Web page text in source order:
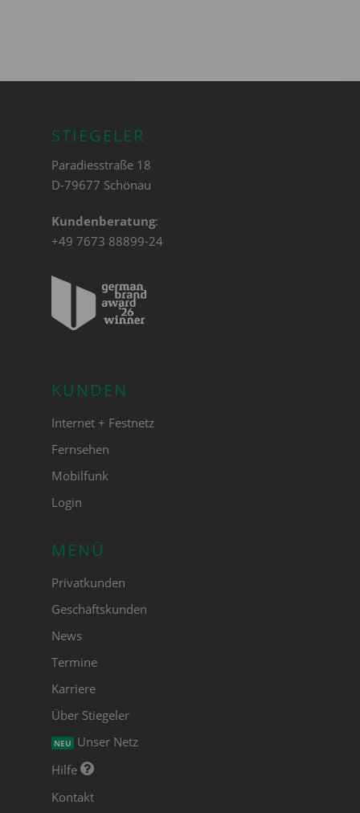
STIEGELER
Paradiesstraße 18
D-79677 Schönau
Kundenberatung:
+49 7673 88899-24
KUNDEN
Internet + Festnetz
Fernsehen
Mobilfunk
Login
MENÜ
Privatkunden
Geschäftskunden
News
Termine
Karriere
Über Stiegeler
NEU
Unser Netz
Hilfe
Kontakt